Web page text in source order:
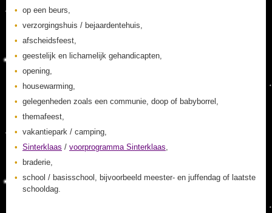
op een beurs,
verzorgingshuis / bejaardentehuis,
afscheidsfeest,
geestelijk en lichamelijk gehandicapten,
opening,
housewarming,
gelegenheden zoals een communie, doop of babyborrel,
themafeest,
vakantiepark / camping,
Sinterklaas / voorprogramma Sinterklaas,
braderie,
school / basisschool, bijvoorbeeld meester- en juffendag of laatste
schooldag.